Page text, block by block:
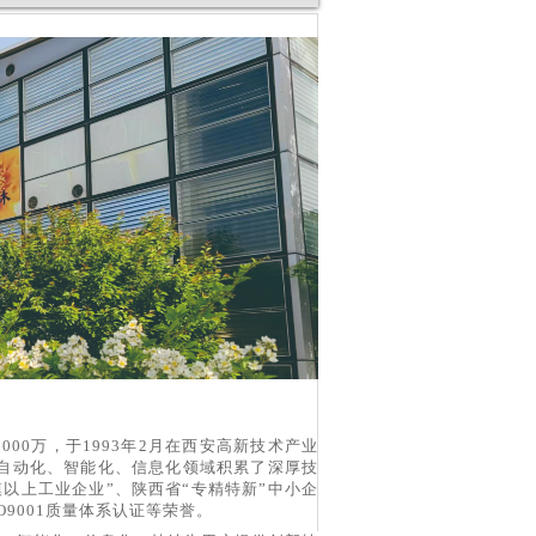
万，于1993年2月在西安高新技术产业
动化、智能化、信息化领域积累了深厚技
上工业企业”、陕西省“专精特新”中小企
质量体系认证等荣誉。